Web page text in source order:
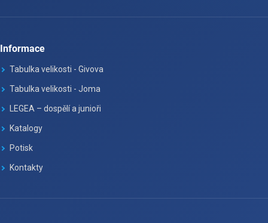
Informace
Tabulka velikosti - Givova
Tabulka velikosti - Joma
LEGEA – dospělí a junioři
Katalogy
Potisk
Kontakty